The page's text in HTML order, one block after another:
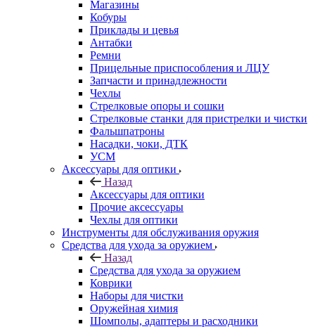
Магазины
Кобуры
Приклады и цевья
Антабки
Ремни
Прицельные приспособления и ЛЦУ
Запчасти и принадлежности
Чехлы
Стрелковые опоры и сошки
Стрелковые станки для пристрелки и чистки
Фальшпатроны
Насадки, чоки, ДТК
УСМ
Аксессуары для оптики
Назад
Аксессуары для оптики
Прочие аксессуары
Чехлы для оптики
Инструменты для обслуживания оружия
Средства для ухода за оружием
Назад
Средства для ухода за оружием
Коврики
Наборы для чистки
Оружейная химия
Шомполы, адаптеры и расходники